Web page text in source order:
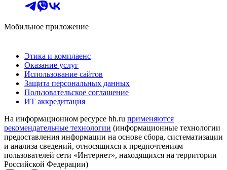
Мобильное приложение
Этика и комплаенс
Оказание услуг
Использование сайтов
Защита персональных данных
Пользовательское соглашение
ИТ аккредитация
На информационном ресурсе hh.ru применяются
рекомендательные технологии (информационные технологии
предоставления информации на основе сбора, систематизации
и анализа сведений, относящихся к предпочтениям
пользователей сети «Интернет», находящихся на территории
Российской Федерации)